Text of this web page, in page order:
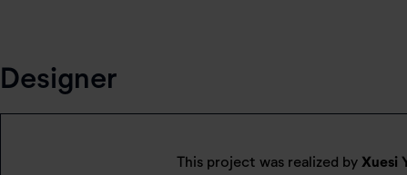
Designer
This project was realized by Xuesi